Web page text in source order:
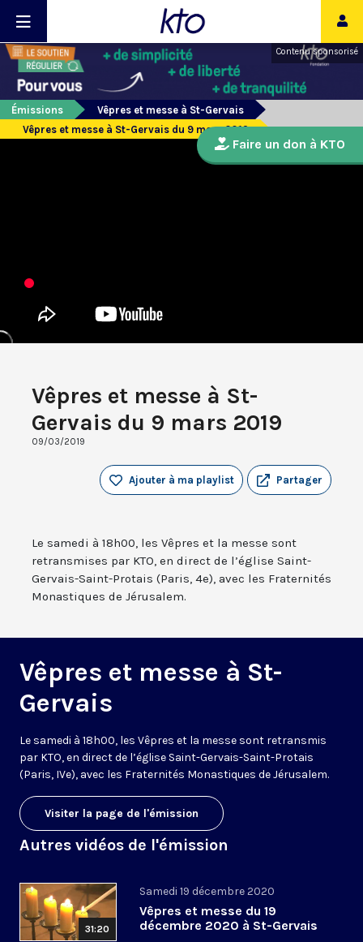
Contenu sponsorisé
Émissions
Vêpres et messe à St-Gervais
Vêpres et messe à St-Gervais du 9 mars 2019
Vêpres et messe à St-
Gervais du 9 mars 2019
09/03/2019
Partager
Ajouter à ma playlist
Le samedi à 18h00, les Vêpres et la messe sont
retransmises par KTO, en direct de l’église Saint-
Gervais-Saint-Protais (Paris, 4e), avec les Fraternités
Monastiques de Jérusalem.
Vêpres et messe à St-
Gervais
Le samedi à 18h00, les Vêpres et la messe sont retransmis
par KTO, en direct de l’église Saint-Gervais-Saint-Protais
(Paris, IVe), avec les Fraternités Monastiques de Jérusalem.
Visiter la page de l'émission
Autres vidéos de l'émission
31:20
Samedi 19 décembre 2020
Vêpres et messe du 19
décembre 2020 à St-Gervais
Faire un don à KTO